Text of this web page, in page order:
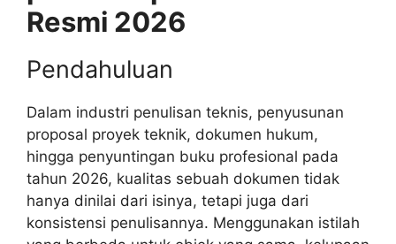
Resmi 2026
Pendahuluan
Dalam industri penulisan teknis, penyusunan
proposal proyek teknik, dokumen hukum,
hingga penyuntingan buku profesional pada
tahun 2026, kualitas sebuah dokumen tidak
hanya dinilai dari isinya, tetapi juga dari
konsistensi penulisannya. Menggunakan istilah